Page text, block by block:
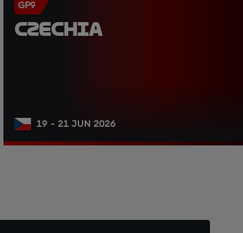
GP9
CZECHIA
19 - 21 JUN 2026